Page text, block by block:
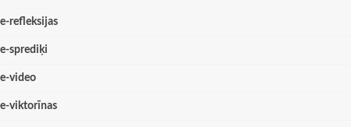
e-refleksijas
e-sprediķi
e-video
e-viktorīnas